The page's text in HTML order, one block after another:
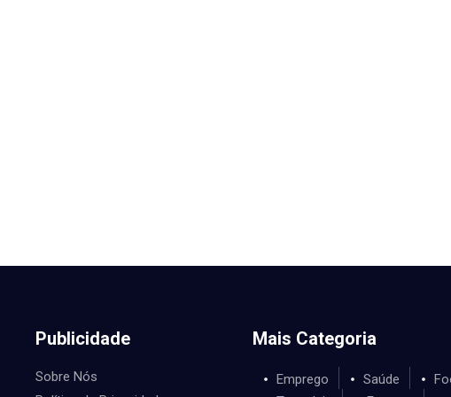
Publicidade
Sobre Nós
Mais Categoria
Emprego Saúde